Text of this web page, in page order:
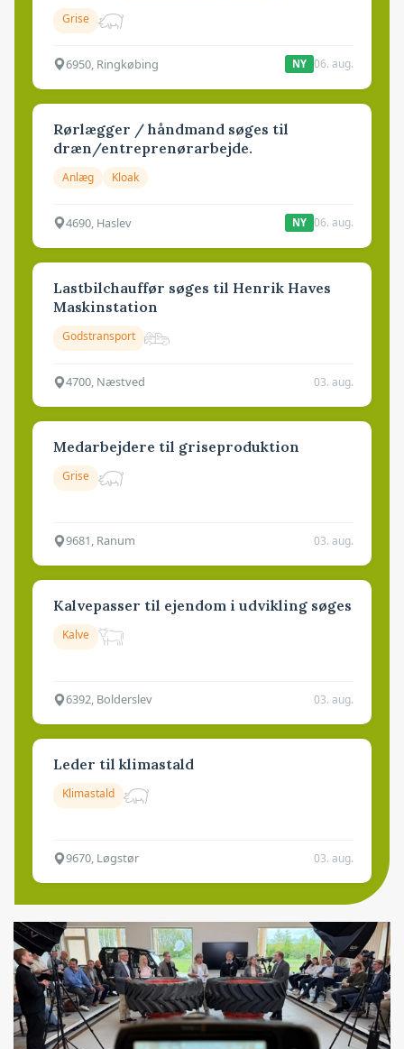
Grise
6950, Ringkøbing NY 06. aug.
Rørlægger / håndmand søges til
dræn/entreprenørarbejde.
Anlæg Kloak
4690, Haslev NY 06. aug.
Lastbilchauffør søges til Henrik Haves
Maskinstation
Godstransport
4700, Næstved 03. aug.
Medarbejdere til griseproduktion
Grise
9681, Ranum 03. aug.
Kalvepasser til ejendom i udvikling søges
Kalve
6392, Bolderslev 03. aug.
Leder til klimastald
Klimastald
9670, Løgstør 03. aug.